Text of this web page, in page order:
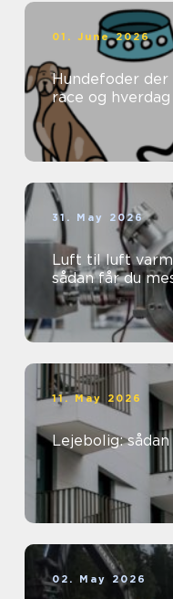
01. June 2026
Hundefoder der
race og hverdag
31. May 2026
Luft til luft
sådan får du
11. May 2026
Lejebolig:
02. May 2026